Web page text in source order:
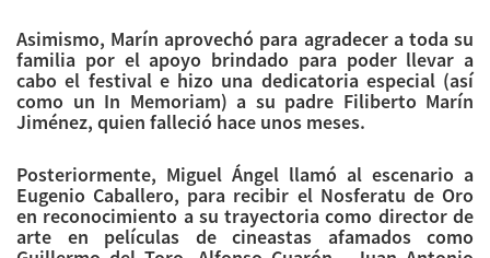
Asimismo, Marín aprovechó para agradecer a toda su
familia por el apoyo brindado para poder llevar a
cabo el festival e hizo una dedicatoria especial (así
como un In Memoriam) a su padre Filiberto Marín
Jiménez, quien falleció hace unos meses.
Posteriormente, Miguel Ángel llamó al escenario a
Eugenio Caballero, para recibir el Nosferatu de Oro
en reconocimiento a su trayectoria como director de
arte en películas de cineastas afamados como